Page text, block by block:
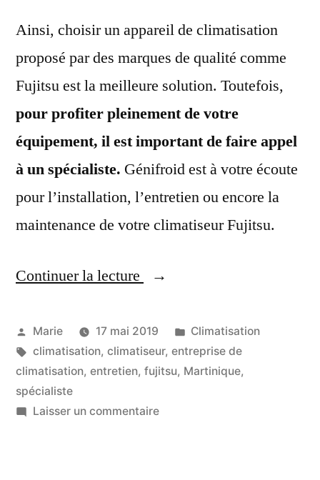
Ainsi, choisir un appareil de climatisation
proposé par des marques de qualité comme
Fujitsu est la meilleure solution. Toutefois,
pour profiter pleinement de votre
équipement, il est important de faire appel
à un spécialiste. Génifroid est à votre écoute
pour l’installation, l’entretien ou encore la
maintenance de votre climatiseur Fujitsu.
Continuer la lecture
« Votre
climatiseur
Fujitsu
Martinique »
Publié
par
Marie 17 mai 2019
Publié
dans
Climatisation
Étiquettes :
climatisation, climatiseur, entreprise de
climatisation, entretien, fujitsu, Martinique,
spécialiste
Laisser un commentairesur